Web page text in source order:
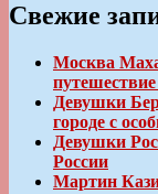
Свежие
Москва
Девушки
городе с
Девушки
России
Мартин